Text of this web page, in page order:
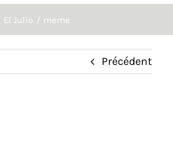
El Julio meme
Précédent